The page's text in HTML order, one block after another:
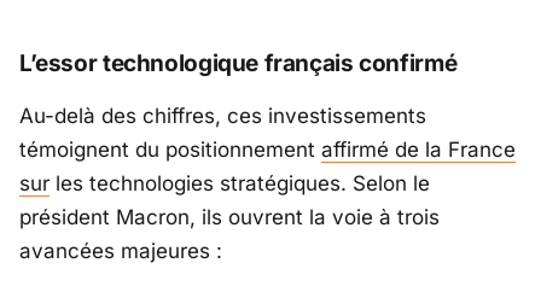
L’essor technologique français confirmé
Au-delà des chiffres, ces investissements
témoignent du positionnement affirmé de la France
sur les technologies stratégiques. Selon le
président Macron, ils ouvrent la voie à trois
avancées majeures :